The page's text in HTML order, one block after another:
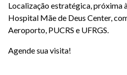
Localização estratégica, próxima
Hospital Mãe de Deus Center,
Aeroporto, PUCRS e UFRGS.
Agende sua visita!